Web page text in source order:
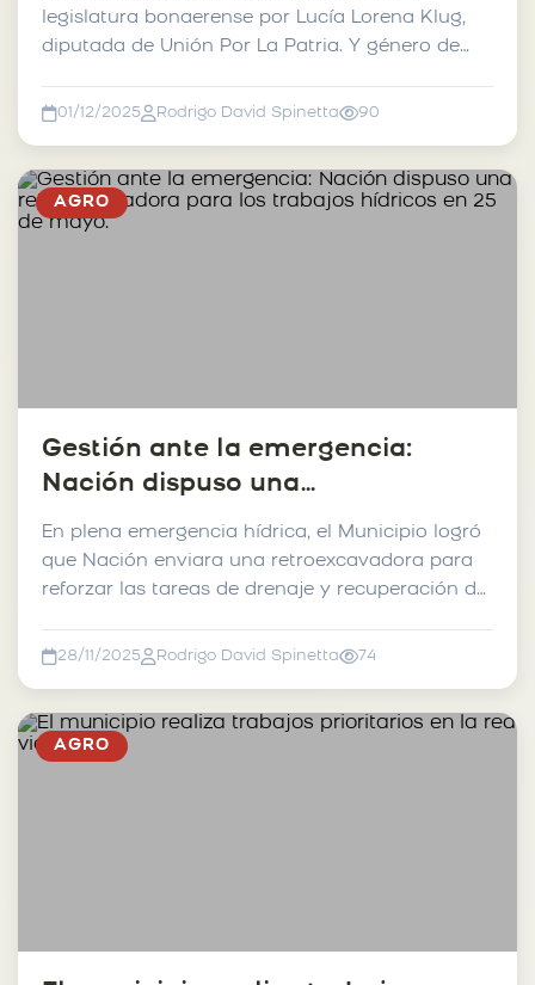
legislatura bonaerense por Lucía Lorena Klug,
diputada de Unión Por La Patria. Y género de
01/12/2025 Rodrigo David Spinetta 90
AGRO
Gestión ante la emergencia:
Nación dispuso una
retroexcavadora para los trabajos
hídricos en 25 de mayo.
En plena emergencia hídrica, el Municipio logró
que Nación enviara una retroexcavadora para
reforzar las tareas de drenaje y recuperación de
28/11/2025 Rodrigo David Spinetta 74
AGRO